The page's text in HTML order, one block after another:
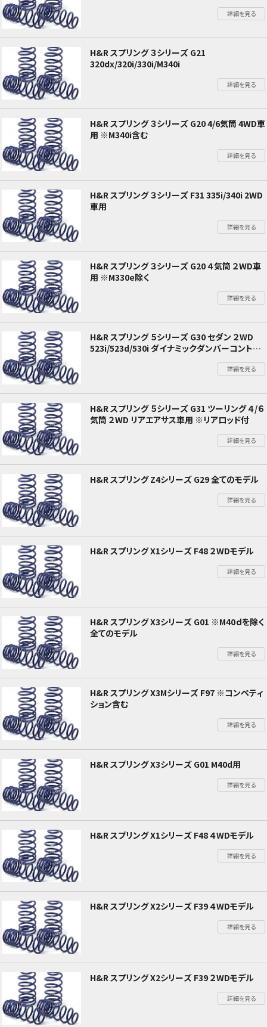
詳細を見る
H&R スプリング ３シリーズ G21
320dx/320i/330i/M340i
詳細を見る
H&R スプリング ３シリーズ G20 4/6気筒 4WD車
用 ※M340i含む
詳細を見る
H&R スプリング ３シリーズ F31 335i/340i 2WD
車用
詳細を見る
H&R スプリング ３シリーズ G20 ４気筒 ２WD車
用 ※M330e除く
詳細を見る
H&R スプリング ５シリーズ G30 セダン ２WD
523i/523d/530i ダイナミックダンバーコントロ
詳細を見る
H&R スプリング ５シリーズ G31 ツーリング ４/６
気筒 ２WD リアエアサス車用 ※リアロッド付
詳細を見る
H&R スプリング Z4シリーズ G29 全てのモデル
詳細を見る
H&R スプリング X1シリーズ F48 ２WDモデル
詳細を見る
H&R スプリング X3シリーズ G01 ※M40ｄを除く
全てのモデル
詳細を見る
H&R スプリング X3Mシリーズ F97 ※コンペティ
ション含む
詳細を見る
H&R スプリング X3シリーズ G01 M40d用
詳細を見る
H&R スプリング X1シリーズ F48 ４WDモデル
詳細を見る
H&R スプリング X2シリーズ F39 ４WDモデル
詳細を見る
H&R スプリング X2シリーズ F39 ２WDモデル
詳細を見る